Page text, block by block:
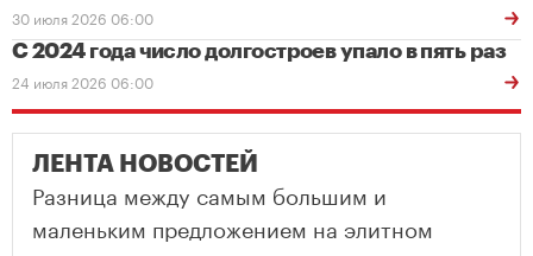
30 июля 2026 06:00
С 2024 года число долгостроев упало в пять раз
24 июля 2026 06:00
ЛЕНТА НОВОСТЕЙ
Разница между самым большим и
маленьким предложением на элитном